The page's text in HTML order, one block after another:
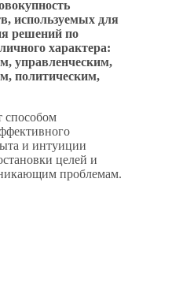
используемых для
решений по
характера:
управленческим,
политическим,
способом
и интуиции
целей и
проблемам.